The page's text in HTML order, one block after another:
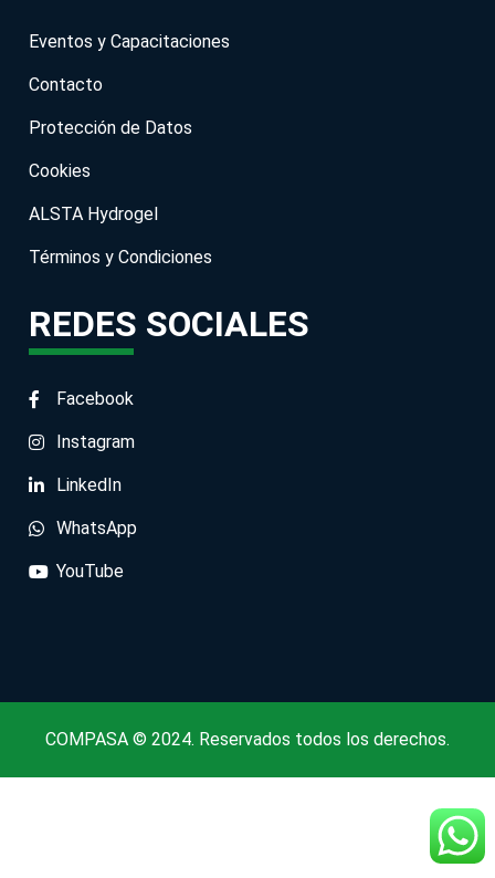
Eventos y Capacitaciones
Contacto
Protección de Datos
Cookies
ALSTA Hydrogel
Términos y Condiciones
REDES SOCIALES
Facebook
Instagram
LinkedIn
WhatsApp
YouTube
COMPASA © 2024. Reservados todos los derechos.